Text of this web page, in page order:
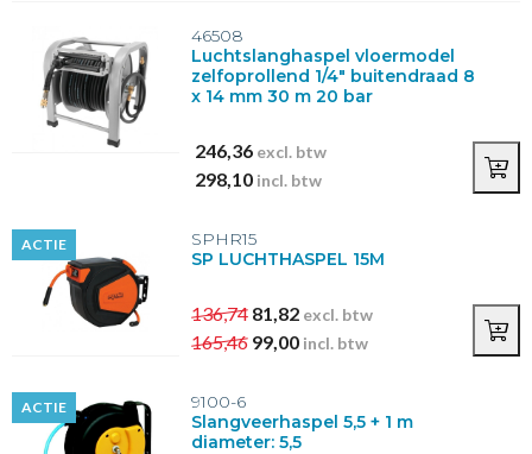
46508
Luchtslanghaspel vloermodel
zelfoprollend 1/4" buitendraad 8
x 14 mm 30 m 20 bar
246,36 excl. btw
298,10 incl. btw
ACTIE
SPHR15
SP LUCHTHASPEL 15M
136,74 81,82 excl. btw
165,46 99,00 incl. btw
ACTIE
9100-6
Slangveerhaspel 5,5 + 1 m
diameter: 5,5